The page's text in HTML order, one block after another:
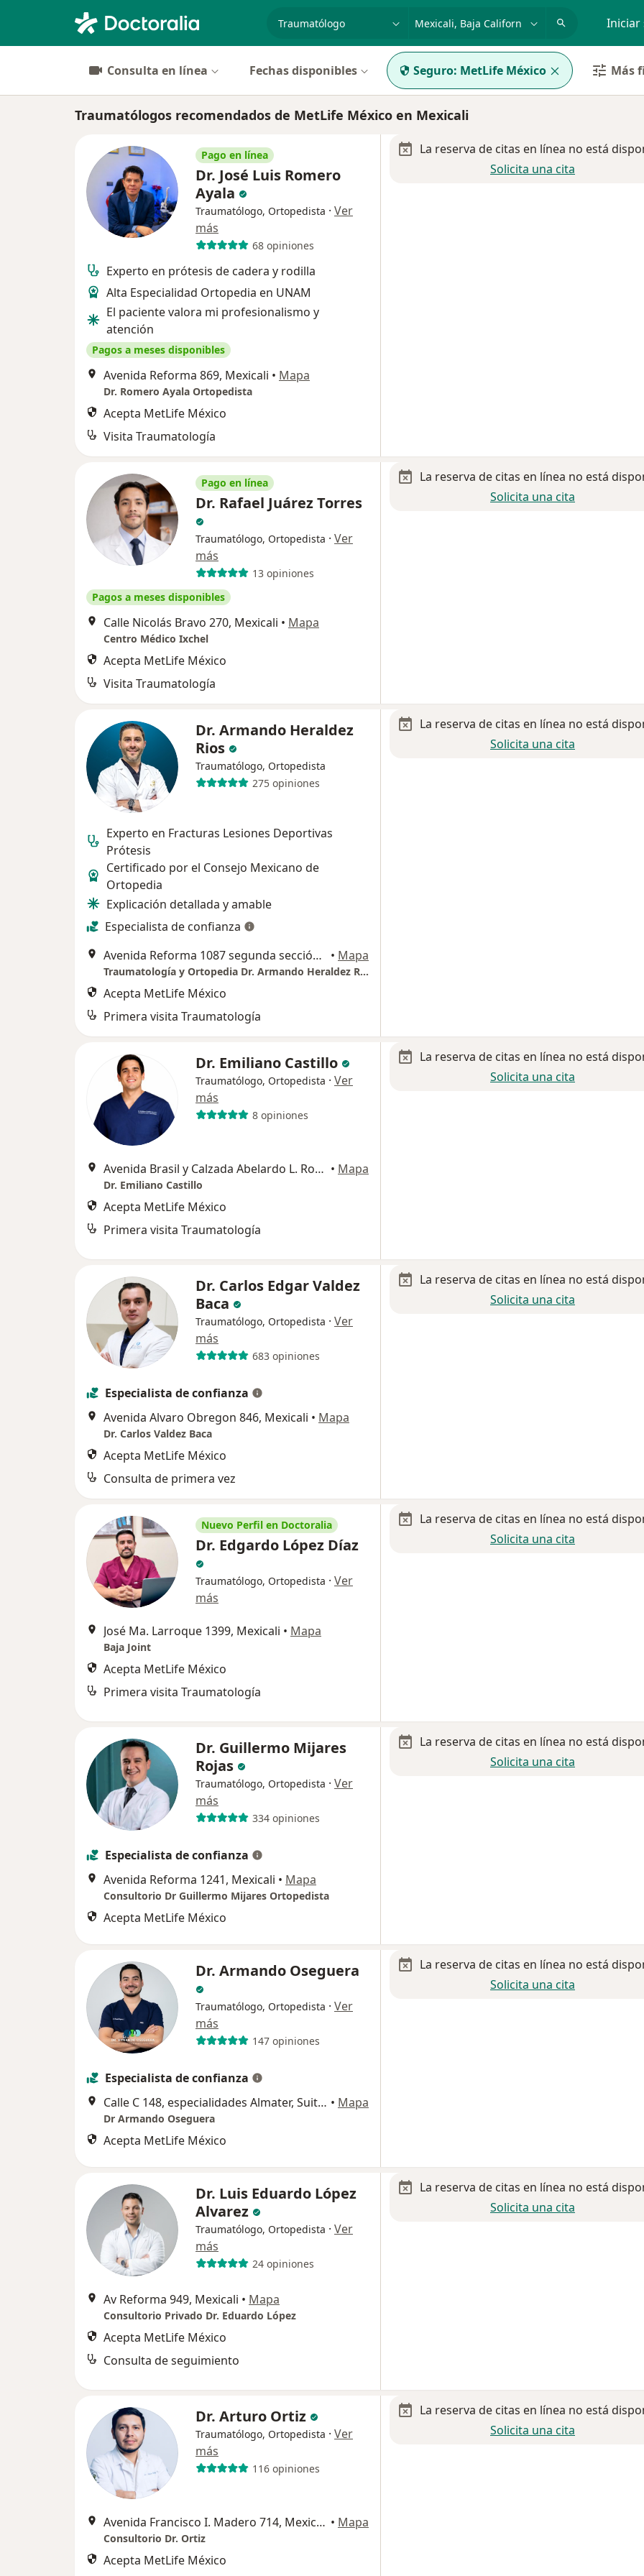
especialidad, enfermedad o nombre Iniciar
Consulta en línea Fechas disponibles Seguro: MetLife México Más
Traumatólogos recomendados de MetLife México en Mexicali
Pago en línea
Dr. José Luis Romero
Ayala
Traumatólogo, Ortopedista · Ver
más
68 opiniones
Experto en prótesis de cadera y rodilla
Alta Especialidad Ortopedia en UNAM
El paciente valora mi profesionalismo y
atención
Pagos a meses disponibles
Avenida Reforma 869, Mexicali • Mapa
Dr. Romero Ayala Ortopedista
Acepta MetLife México
Visita Traumatología
La reserva de citas en línea no está
Solicita una cita
Pago en línea
Dr. Rafael Juárez Torres
Traumatólogo, Ortopedista · Ver
más
13 opiniones
Pagos a meses disponibles
Calle Nicolás Bravo 270, Mexicali • Mapa
Centro Médico Ixchel
Acepta MetLife México
Visita Traumatología
La reserva de citas en línea no está
Solicita una cita
Dr. Armando Heraldez
Rios
Traumatólogo, Ortopedista
275 opiniones
Experto en Fracturas Lesiones Deportivas
Prótesis
Certificado por el Consejo Mexicano de
Ortopedia
Explicación detallada y amable
Especialista de confianza
Avenida Reforma 1087 segunda sección, Suite 101. Especialidades Almater Madero, Mexicali
• Mapa
Traumatología y Ortopedia Dr. Armando Heraldez Ríos
Acepta MetLife México
Primera visita Traumatología
La reserva de citas en línea no está
Solicita una cita
Dr. Emiliano Castillo
Traumatólogo, Ortopedista · Ver
más
8 opiniones
Avenida Brasil y Calzada Abelardo L. Rodriguez, Mexicali • Mapa
Dr. Emiliano Castillo
Acepta MetLife México
Primera visita Traumatología
La reserva de citas en línea no está
Solicita una cita
Dr. Carlos Edgar Valdez
Baca
Traumatólogo, Ortopedista · Ver
más
683 opiniones
Especialista de confianza
Avenida Alvaro Obregon 846, Mexicali • Mapa
Dr. Carlos Valdez Baca
Acepta MetLife México
Consulta de primera vez
La reserva de citas en línea no está
Solicita una cita
Nuevo Perfil en Doctoralia
Dr. Edgardo López Díaz
Traumatólogo, Ortopedista · Ver
más
José Ma. Larroque 1399, Mexicali • Mapa
Baja Joint
Acepta MetLife México
Primera visita Traumatología
La reserva de citas en línea no está
Solicita una cita
Dr. Guillermo Mijares
Rojas
Traumatólogo, Ortopedista · Ver
más
334 opiniones
Especialista de confianza
Avenida Reforma 1241, Mexicali • Mapa
Consultorio Dr Guillermo Mijares Ortopedista
Acepta MetLife México
La reserva de citas en línea no está
Solicita una cita
Dr. Armando Oseguera
Traumatólogo, Ortopedista · Ver
más
147 opiniones
Especialista de confianza
Calle C 148, especialidades Almater, Suite 102-A, Mexicali • Mapa
Dr Armando Oseguera
Acepta MetLife México
La reserva de citas en línea no está
Solicita una cita
Dr. Luis Eduardo López
Alvarez
Traumatólogo, Ortopedista · Ver
más
24 opiniones
Av Reforma 949, Mexicali • Mapa
Consultorio Privado Dr. Eduardo López
Acepta MetLife México
Consulta de seguimiento
La reserva de citas en línea no está
Solicita una cita
Dr. Arturo Ortiz
Traumatólogo, Ortopedista · Ver
más
116 opiniones
Avenida Francisco I. Madero 714, Mexicali • Mapa
Consultorio Dr. Ortiz
Acepta MetLife México
La reserva de citas en línea no está
Solicita una cita